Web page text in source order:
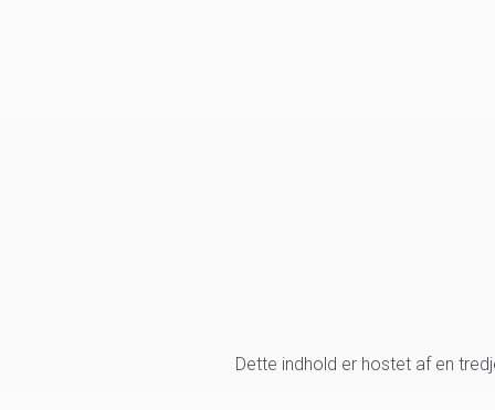
Dette indhold er hostet af en